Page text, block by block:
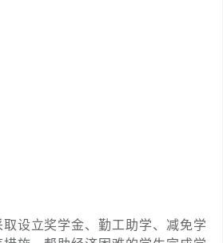
设立奖学金、勤工助学、减免学